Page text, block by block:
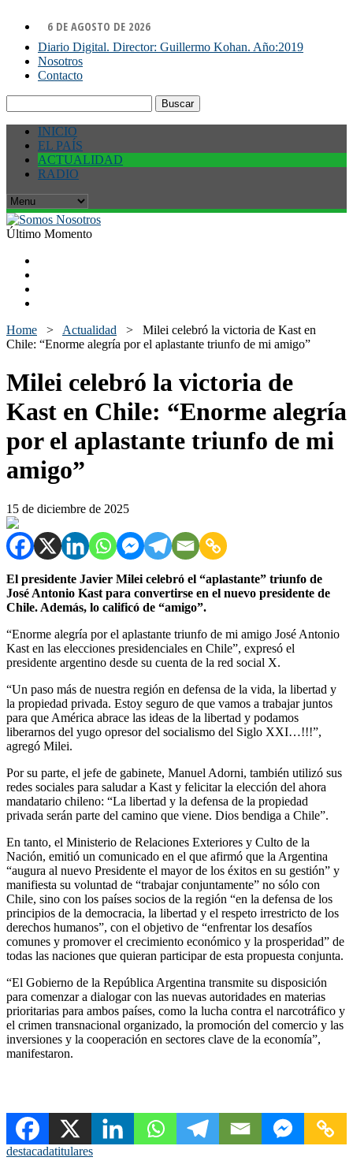
6 DE AGOSTO DE 2026
Diario Digital. Director: Guillermo Kohan. Año:2019
Nosotros
Contacto
INICIO
EL PAÍS
ACTUALIDAD
RADIO
Último Momento
Home > Actualidad > Milei celebró la victoria de Kast en
Chile: “Enorme alegría por el aplastante triunfo de mi amigo”
Milei celebró la victoria de
Kast en Chile: “Enorme alegría
por el aplastante triunfo de mi
amigo”
15 de diciembre de 2025
El presidente Javier Milei celebró el “aplastante” triunfo de
José Antonio Kast para convertirse en el nuevo presidente de
Chile. Además, lo calificó de “amigo”.
“Enorme alegría por el aplastante triunfo de mi amigo José Antonio
Kast en las elecciones presidenciales en Chile”, expresó el
presidente argentino desde su cuenta de la red social X.
“Un paso más de nuestra región en defensa de la vida, la libertad y
la propiedad privada. Estoy seguro de que vamos a trabajar juntos
para que América abrace las ideas de la libertad y podamos
liberarnos del yugo opresor del socialismo del Siglo XXI…!!!”,
agregó Milei.
Por su parte, el jefe de gabinete, Manuel Adorni, también utilizó sus
redes sociales para saludar a Kast y felicitar la elección del ahora
mandatario chileno: “La libertad y la defensa de la propiedad
privada serán parte del camino que viene. Dios bendiga a Chile”.
En tanto, el Ministerio de Relaciones Exteriores y Culto de la
Nación, emitió un comunicado en el que afirmó que la Argentina
“augura al nuevo Presidente el mayor de los éxitos en su gestión” y
manifiesta su voluntad de “trabajar conjuntamente” no sólo con
Chile, sino con los países socios de la región “en la defensa de los
principios de la democracia, la libertad y el respeto irrestricto de los
derechos humanos”, con el objetivo de “enfrentar los desafíos
comunes y promover el crecimiento económico y la prosperidad” de
todas las naciones que quieran participar de esta propuesta conjunta.
“El Gobierno de la República Argentina transmite su disposición
para comenzar a dialogar con las nuevas autoridades en materias
prioritarias para ambos países, como la lucha contra el narcotráfico y
el crimen transnacional organizado, la promoción del comercio y las
inversiones y la cooperación en sectores clave de la economía”,
manifestaron.
destacadatitulares